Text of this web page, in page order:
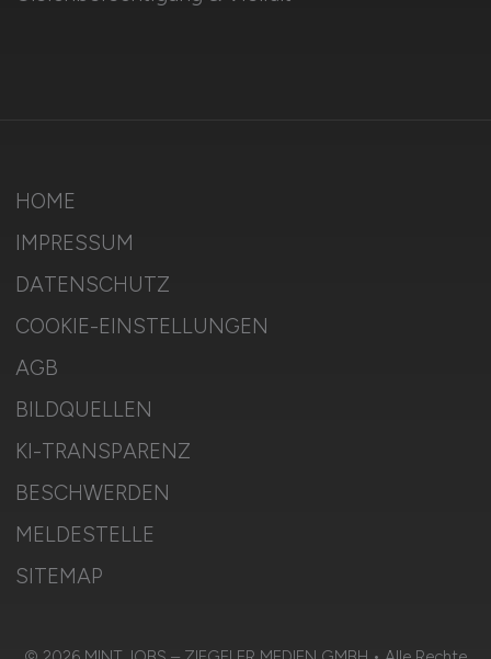
HOME
IMPRESSUM
DATENSCHUTZ
COOKIE-EINSTELLUNGEN
AGB
BILDQUELLEN
KI-TRANSPARENZ
BESCHWERDEN
MELDESTELLE
SITEMAP